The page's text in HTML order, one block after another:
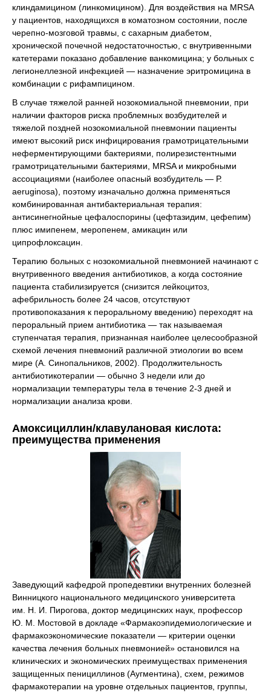
клиндамицином (линкомицином). Для воздействия на MRSA
у пациентов, находящихся в коматозном состоянии, после
черепно-мозговой травмы, с сахарным диабетом,
хронической почечной недостаточностью, с внутривенными
катетерами показано добавление ванкомицина; у больных с
легионеллезной инфекцией — назначение эритромицина в
комбинации с рифампицином.
В случае тяжелой ранней нозокомиальной пневмонии, при
наличии факторов риска проблемных возбудителей и
тяжелой поздней нозокомиальной пневмонии пациенты
имеют высокий риск инфицирования грамотрицательными
неферментирующими бактериями, полирезистентными
грамотрицательными бактериями, MRSA и микробными
ассоциациями (наиболее опасный возбудитель — Р.
аeruginosa), поэтому изначально должна применяться
комбинированная антибактериальная терапия:
антисинегнойные цефалоспорины (цефтазидим, цефепим)
плюс имипенем, меропенем, амикацин или
ципрофлоксацин.
Терапию больных с нозокомиальной пневмонией начинают с
внутривенного введения антибиотиков, а когда состояние
пациента стабилизируется (снизится лейкоцитоз,
афебрильность более 24 часов, отсутствуют
противопоказания к пероральному введению) переходят на
пероральный прием антибиотика — так называемая
ступенчатая терапия, признанная наиболее целесообразной
схемой лечения пневмоний различной этиологии во всем
мире (А. Синопальников, 2002). Продолжительность
антибиотикотерапии — обычно 3 недели или до
нормализации температуры тела в течение 2-3 дней и
нормализации анализа крови.
Амоксициллин/клавулановая кислота:
преимущества применения
Заведующий кафедрой пропедевтики внутренних болезней
Винницкого национального медицинского университета
им. Н. И. Пирогова, доктор медицинских наук, профессор
Ю. М. Мостовой в докладе «Фармакоэпидемиологические и
фармакоэкономические показатели — критерии оценки
качества лечения больных пневмонией» остановился на
клинических и экономических преимуществах применения
защищенных пенициллинов (Аугментина), схем, режимов
фармакотерапии на уровне отдельных пациентов, группы,